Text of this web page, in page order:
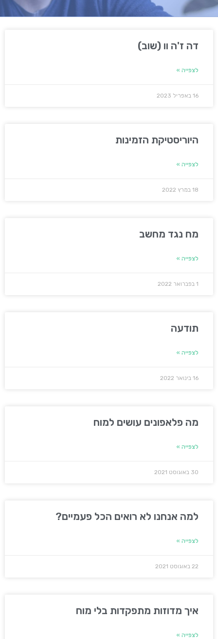
דה ז'ה וו (שוב)
לצפייה »
16 באפריל 2023
היוריסטיקת הזמינות
לצפייה »
18 במרץ 2022
מח נגד מחשב
לצפייה »
1 בפברואר 2022
תודעה
לצפייה »
16 בינואר 2022
מה פלאפונים עושים למוח
לצפייה »
30 באוגוסט 2021
למה אנחנו לא רואים הכל פעמיים?
לצפייה »
22 באוגוסט 2021
איך מדוזות מתפקדות בלי מוח
לצפייה »